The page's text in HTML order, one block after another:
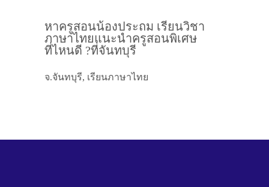
หาครูสอนน้องประถม เรียนวิชา
ภาษาไทยแนะนำครูสอนพิเศษ
ที่ไหนดี ?ที่จันทบุรี
จ.จันทบุรี, เรียนภาษาไทย